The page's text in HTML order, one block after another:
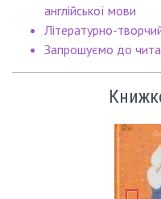
англійської мови
Літературно-
Запрошуємо до